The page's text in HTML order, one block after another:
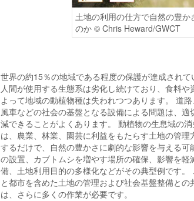
土地の利用の仕方で自然の豊か
のか © Chris Heward/GWCT
世界の約15％の地域である程度の保護が達成されて
人間が使用する生態系は劣化し続けており、食料や
よって地域の動植物種は失われつつあります。 道
風車などの社会の基盤となる設備による問題は、適
減できることがよくあります。 動植物の生息域の
は、農業、林業、園芸に利益をもたらす土地の管理
するだけで、自然の豊かさに劇的な影響を与える可
の設置、カブトムシを増やす場所の確保、影響を軽
備、土地利用目的の多様化などがその典型例です。
と都市を含めた土地の管理および社会基盤整備との
は、さらに多くの作業が必要です。